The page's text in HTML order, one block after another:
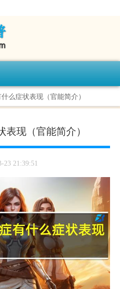
么症状表现（官能简介）
现（官能简介）
23 21:39:51